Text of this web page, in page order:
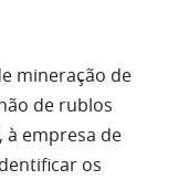
mineração de
de rublos
à empresa de
os